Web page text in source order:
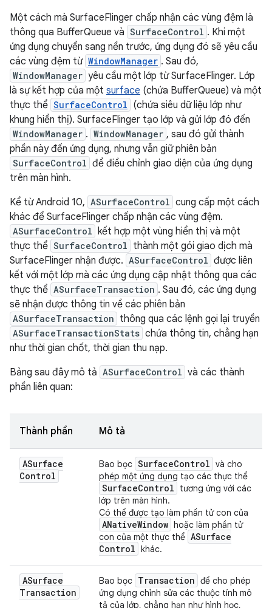
Một cách mà SurfaceFlinger chấp nhận các vùng đệm là
thông qua BufferQueue và SurfaceControl . Khi một
ứng dụng chuyển sang nền trước, ứng dụng đó sẽ yêu cầu
các vùng đệm từ WindowManager . Sau đó,
WindowManager yêu cầu một lớp từ SurfaceFlinger. Lớp
là sự kết hợp của một surface (chứa BufferQueue) và một
thực thể SurfaceControl (chứa siêu dữ liệu lớp như
khung hiển thị). SurfaceFlinger tạo lớp và gửi lớp đó đến
WindowManager . WindowManager , sau đó gửi thành
phần này đến ứng dụng, nhưng vẫn giữ phiên bản
SurfaceControl để điều chỉnh giao diện của ứng dụng
trên màn hình.
Kể từ Android 10, ASurfaceControl cung cấp một cách
khác để SurfaceFlinger chấp nhận các vùng đệm.
ASurfaceControl kết hợp một vùng hiển thị và một
thực thể SurfaceControl thành một gói giao dịch mà
SurfaceFlinger nhận được. ASurfaceControl được liên
kết với một lớp mà các ứng dụng cập nhật thông qua các
thực thể ASurfaceTransaction . Sau đó, các ứng dụng
sẽ nhận được thông tin về các phiên bản
ASurfaceTransaction thông qua các lệnh gọi lại truyền
ASurfaceTransactionStats chứa thông tin, chẳng hạn
như thời gian chốt, thời gian thu nạp.
Bảng sau đây mô tả ASurfaceControl và các thành
phần liên quan:
Thành phần Mô tả
ASurface
Control
Bao bọc SurfaceControl và cho
phép một ứng dụng tạo các thực thể
SurfaceControl
tương ứng với các
lớp trên màn hình.
Có thể được tạo làm phần tử con của
ANativeWindow hoặc làm phần tử
con của một thực thể ASurface
Control khác.
ASurface
Transaction
Bao bọc Transaction để cho phép
ứng dụng chỉnh sửa các thuộc tính mô
tả của lớp, chẳng hạn như hình học,